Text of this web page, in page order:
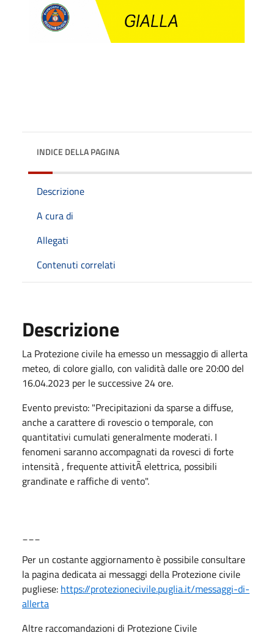
INDICE DELLA PAGINA
Descrizione
A cura di
Allegati
Contenuti correlati
Descrizione
La Protezione civile ha emesso un messaggio di allerta
meteo, di colore giallo, con validità dalle ore 20:00 del
16.04.2023 per le successive 24 ore.
Evento previsto: "Precipitazioni da sparse a diffuse,
anche a carattere di rovescio o temporale, con
quantitativi cumulati generalmente moderati. I
fenomeni saranno accompagnati da rovesci di forte
intensità , frequente attivitÃ elettrica, possibili
grandinate e raffiche di vento".
Per un costante aggiornamento è possibile consultare
la pagina dedicata ai messaggi della Protezione civile
pugliese: https://protezionecivile.puglia.it/messaggi-di-
allerta
Altre raccomandazioni di Protezione Civile